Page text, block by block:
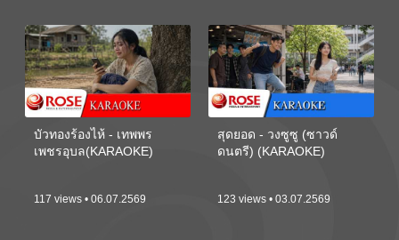
บัวทองร้องไห้ - เทพพร
เพชรอุบล(KARAOKE)
117 views • 06.07.2569
สุดยอด - วงซูซู (ซาวด์
ดนตรี) (KARAOKE)
123 views • 03.07.2569